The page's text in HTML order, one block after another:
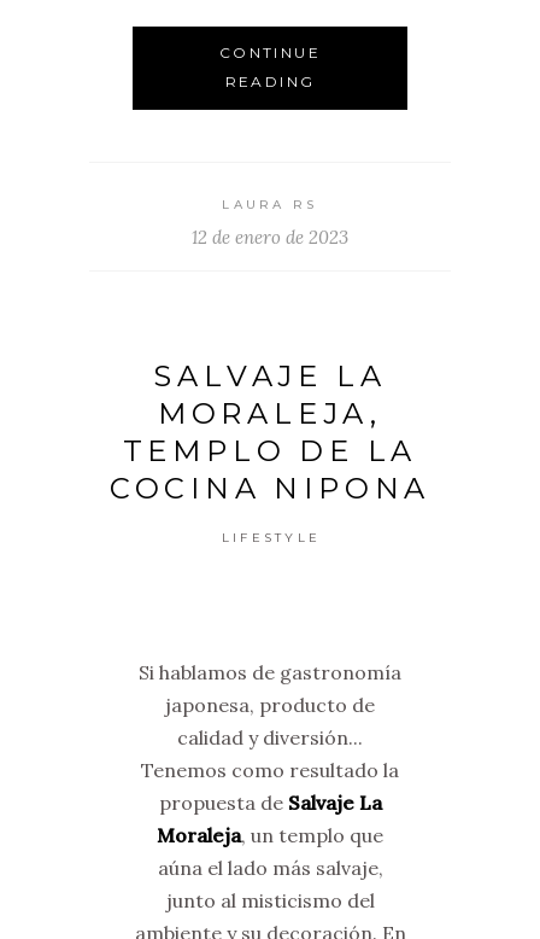
CONTINUE
READING
LAURA RS
12 de enero de 2023
SALVAJE LA
MORALEJA,
TEMPLO DE LA
COCINA NIPONA
LIFESTYLE
Si hablamos de gastronomía
japonesa, producto de
calidad y diversión...
Tenemos como resultado la
propuesta de Salvaje La
Moraleja, un templo que
aúna el lado más salvaje,
junto al misticismo del
ambiente y su decoración. En